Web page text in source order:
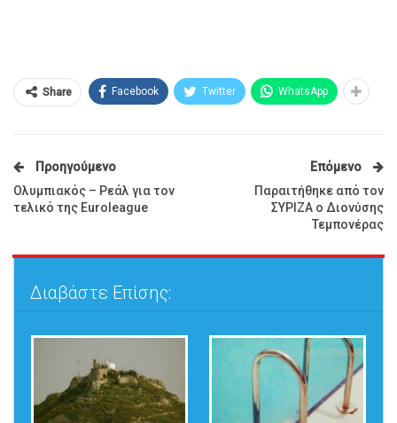
Share Facebook Twitter WhatsApp
Προηγούμενο
Ολυμπιακός – Ρεάλ για τον
τελικό της Euroleague
Επόμενο
Παραιτήθηκε από τον
ΣΥΡΙΖΑ ο Διονύσης
Τεμπονέρας
Διαβάστε Επίσης: